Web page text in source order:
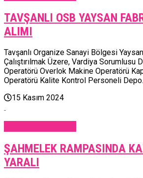
TAVŞANLI OSB YAYSAN
ALIMI
Tavşanlı Organize Sanayi Bölgesi
Çalıştırılmak Üzere, Vardiya Sorumlusu
Operatörü Overlok Makine Operatörü
Operatörü Kalite Kontrol Personeli
15 Kasım 2024
ŞAHMELEK RAMPASINDA
YARALI